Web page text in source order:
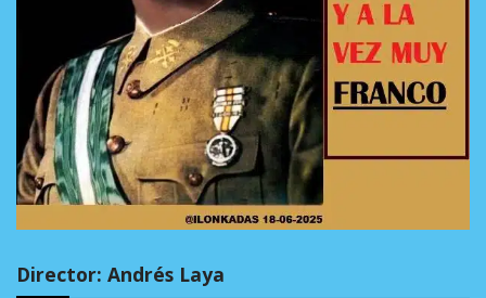
Director: Andrés Laya